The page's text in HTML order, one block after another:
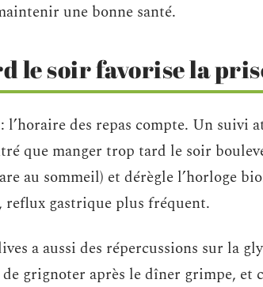
une bonne santé.
le soir favorise la
l’horaire des repas compte. Un suivi
que manger trop tard le soir
au sommeil) et dérègle l’horloge
gastrique plus fréquent.
a aussi des répercussions sur la
grignoter après le dîner grimpe, et